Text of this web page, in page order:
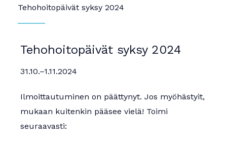
Ajankohtaista
Yhdistys
Koulutus
Apurahat
Tehohoitopäivät syksy 2024
Tehohoitopäivät syksy 2024
31.10.–1.11.2024
Ilmoittautuminen on päättynyt. Jos myöhästyit,
mukaan kuitenkin pääsee vielä! Toimi
seuraavasti: